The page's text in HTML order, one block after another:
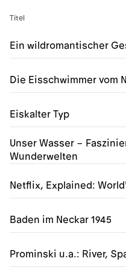
Titel
Ein wildromantischer
Die Eisschwimmer vom
Eiskalter Typ
Unser Wasser –
Wunderwelten
Netflix, Explained:
Baden im Neckar 1945
Prominski u.a.: River,